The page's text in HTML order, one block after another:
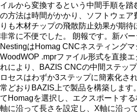
イルから変換するという中間手順を踏
の方法は時間がかかり、ソフトウェア
りも木材チップの飛散防止効果が期待
非常に不便でした。 朗報です。新バ
NestingはHomag CNCネスティング
WoodWOP .mprファイル形式を直接
れにより、BAZIS CNCの中間ステッ
ロセスはわずか3ステップに簡素化さ
常どおりBAZIS上で製品を構築します
てHomagを選択し、エクスポートす
軸に沿って長さを設定し、X軸に沿っ